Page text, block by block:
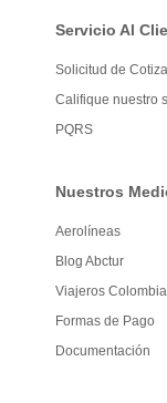
Servicio Al
Solicitud de
Califique nuestro
PQRS
Nuestros
Aerolíneas
Blog Abctur
Viajeros Colombia
Formas de Pago
Documentación